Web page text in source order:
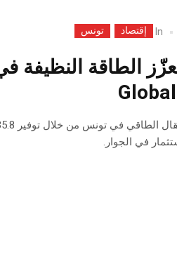
In إقتصاد تونس
الطاقة النظيفة
في الجوار.